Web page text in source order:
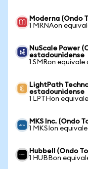
Moderna (Ondo
1 MRNAon
NuScale Power
estadounidense
1 SMRon equivale
LightPath
estadounidense
1 LPTHon
MKS Inc. (Ondo
1 MKSIon
Hubbell (Ondo
1 HUBBon